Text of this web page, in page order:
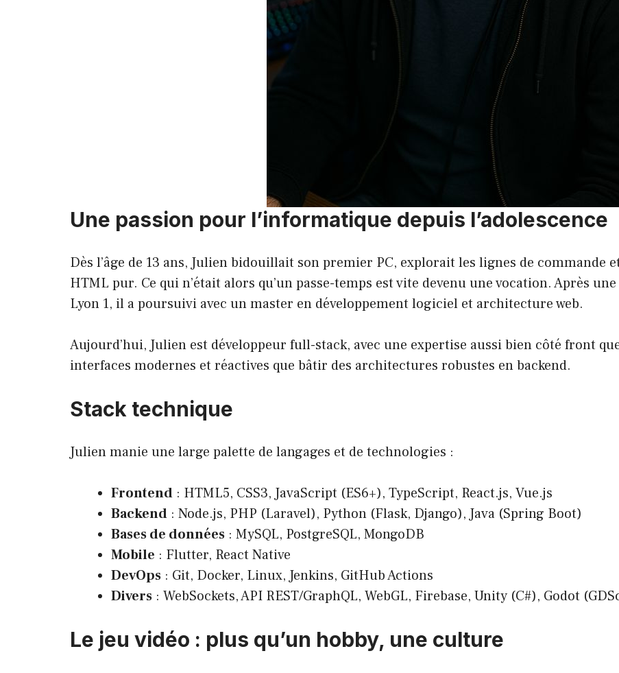
Une passion pour l’informatique depuis l’adolescence
Dès l’âge de 13 ans, Julien bidouillait son premier PC, explorait les lignes de commande
HTML pur. Ce qui n’était alors qu’un passe-temps est vite devenu une vocation. Après
Lyon 1, il a poursuivi avec un master en développement logiciel et architecture web.
Aujourd’hui, Julien est développeur full-stack, avec une expertise aussi bien côté front
interfaces modernes et réactives que bâtir des architectures robustes en backend.
Stack technique
Julien manie une large palette de langages et de technologies :
Frontend : HTML5, CSS3, JavaScript (ES6+), TypeScript, React.js, Vue.js
Backend : Node.js, PHP (Laravel), Python (Flask, Django), Java (Spring Boot)
Bases de données : MySQL, PostgreSQL, MongoDB
Mobile : Flutter, React Native
DevOps : Git, Docker, Linux, Jenkins, GitHub Actions
Divers : WebSockets, API REST/GraphQL, WebGL, Firebase, Unity (C#), Godot
Le jeu vidéo : plus qu’un hobby, une culture